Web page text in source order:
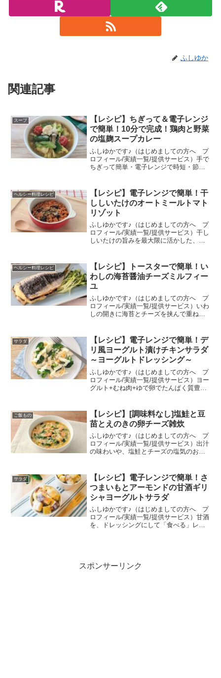
ふしゆか
関連記事
スープ
【レシピ】ちぎって＆電子レンジ
で簡単！10分で完成！鶏肉と野菜
の塩麹スープカレー
ふしゆかです♪（はじめましての方へ プ
ロフィール/実績一覧/提供サービス）手で
ちぎって簡単・電子レンジで時短・節約
中の洗い物ゼロ！鶏むね肉はしっとり柔
らかの工夫あり♡...
ヘルシー料理レシピ
【レシピ】電子レンジで簡単！干
ししいたけのオートミールトマト
リゾット
ふしゆかです♪（はじめましての方へ プ
ロフィール/実績一覧/提供サービス）干し
しいたけの旨みを最大限に活かした、お
って口の中に旨みが広がります♡オート
ミールと干ししいた...
ヘルシー料理レシピ
【レシピ】トースターで簡単！い
わしの海苔醤油チーズミルフィー
ユ
ふしゆかです♪（はじめましての方へ プ
ロフィール/実績一覧/提供サービス）いわ
しの開きに海苔とチーズを挟んで重ね、
ターで10分焼くだけで、簡単においしさ
の相乗効果を楽し...
サラダ
【レシピ】電子レンジで簡単！デ
リ風ヨーグルト漬けチキンサラダ
～ヨーグルトドレッシング～
ふしゆかです♪（はじめましての方へ プ
ロフィール/実績一覧/提供サービス）ヨー
グルト+むね肉+ゆで卵でたんぱく質豊富
で、ヨーグルトをW使い☆ヨーグルトに
鶏むね肉を漬け込む...
ご飯もの
【レシピ】[調味料なし]塩鮭と豆
苗とえのきの卵チーズ雑炊
ふしゆかです♪（はじめましての方へ プ
ロフィール/実績一覧/提供サービス）出汁
の味わいや、塩鮭とチーズの塩気のおか
べられます。出汁の味わいをベースにし
た具材豊富な雑炊は...
サラダ
【レシピ】電子レンジで簡単！さ
つまいもとアーモンドの甘酒ギリ
シャヨーグルトサラダ
ふしゆかです♪（はじめましての方へ プ
ロフィール/実績一覧/提供サービス）甘酒
を、ドレッシングにして「食べる」レシ
スポンサーリンク